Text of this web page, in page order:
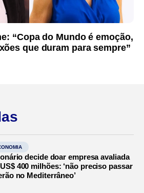
“Copa do Mundo é emoção,
que duram para sempre”
decide doar empresa avaliada
400 milhões: ‘não preciso passar
no Mediterrâneo’